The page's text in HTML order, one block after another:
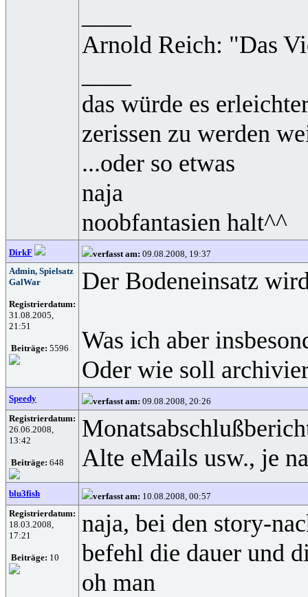
Arnold Reich: "Das
das würde es
zerissen zu werden
...oder so etwas
naja
noobfantasien halt^^
DirkF verfasst am: 09.08.2008, 19:37
Admin, Spielsatz
GalWar
Registrierdatum:
31.08.2005,
21:51
Beiträge: 5596
Der Bodeneinsatz
Was ich aber
Oder wie soll
Speedy verfasst am: 09.08.2008, 20:26
Registrierdatum:
26.06.2008,
13:42
Beiträge: 648
Alte eMails usw., je
blu3fish verfasst am: 10.08.2008, 00:57
Registrierdatum:
18.03.2008,
17:21
Beiträge: 10
naja, bei den story-
befehl die dauer und
oh man